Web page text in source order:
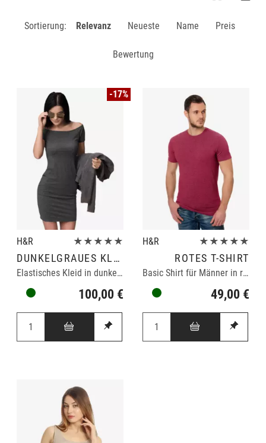
Sortierung: Relevanz Neueste Name Preis
Bewertung
H&R ★★★★★
DUNKELGRAUES KLEID
Elastisches Kleid in dunkelgrau
100,00 €
-17%
H&R ★★★★★
ROTES T-SHIRT
Basic Shirt für Männer in rot
49,00 €